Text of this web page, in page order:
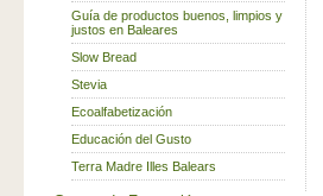
Guía de productos buenos, limpios y
justos en Baleares
Slow Bread
Stevia
Ecoalfabetización
Educación del Gusto
Terra Madre Illes Balears